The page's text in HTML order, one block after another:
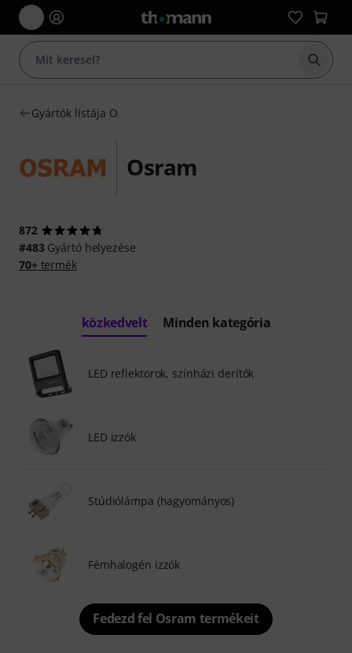
Gyártók listája O
Osram
872
#483Gyártó helyezése
70+termék
közkedvelt Minden kategória
LED reflektorok, színházi derítők
LED izzók
Stúdiólámpa (hagyományos)
Fémhalogén izzók
Fedezd fel Osram termékeit